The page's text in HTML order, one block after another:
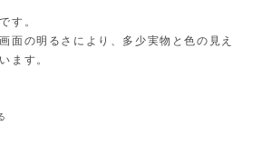
す。
面の明るさにより、多少実物と色の見え
ます。